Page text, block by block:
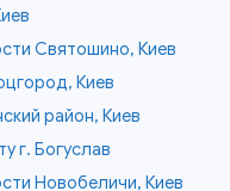
Святошино, Киев
Киев
район, Киев
г. Богуслав
Новобеличи, Киев